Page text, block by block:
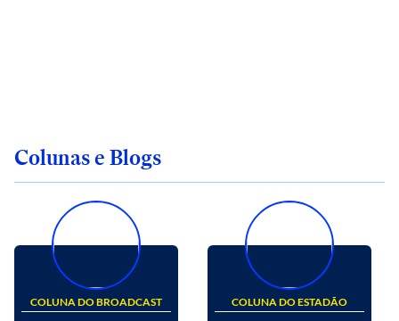
Colunas e Blogs
COLUNA DO BROADCAST COLUNA DO ESTADÃO